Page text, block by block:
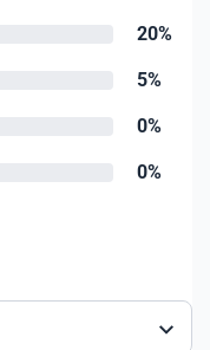
20%
5%
0%
0%